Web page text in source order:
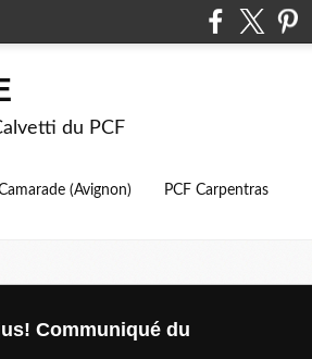
du PCF
(Avignon) PCF Carpentras
Communiqué du